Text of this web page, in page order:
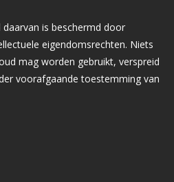
is beschermd door
eigendomsrechten. Niets
mag worden gebruikt, verspreid
voorafgaande toestemming van